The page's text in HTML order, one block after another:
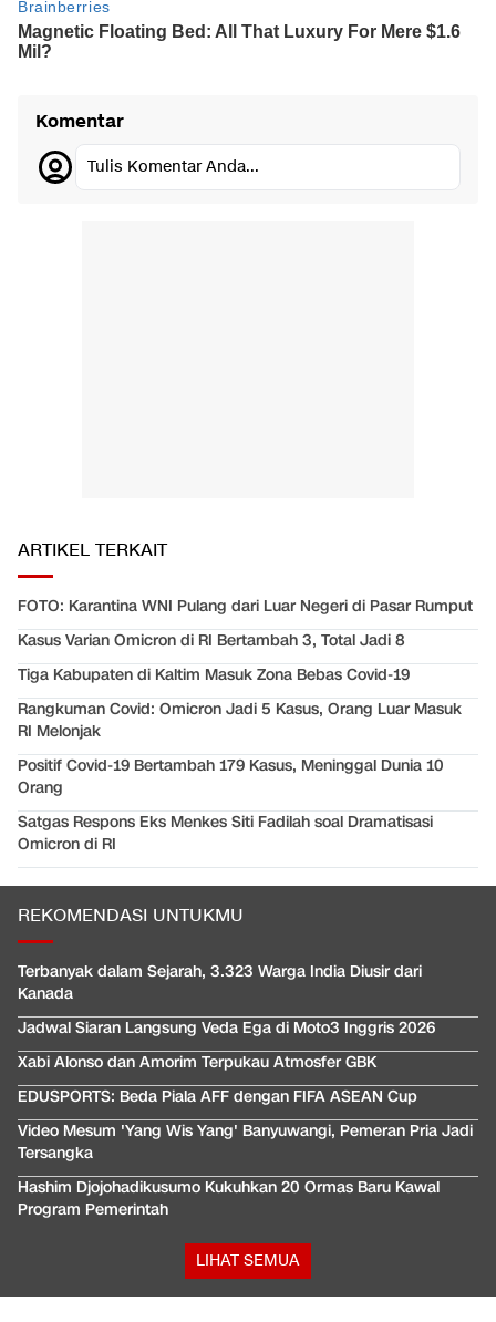
Komentar
Tulis Komentar Anda...
ARTIKEL TERKAIT
FOTO: Karantina WNI Pulang dari Luar Negeri di Pasar Rumput
Kasus Varian Omicron di RI Bertambah 3, Total Jadi 8
Tiga Kabupaten di Kaltim Masuk Zona Bebas Covid-19
Rangkuman Covid: Omicron Jadi 5 Kasus, Orang Luar Masuk
RI Melonjak
Positif Covid-19 Bertambah 179 Kasus, Meninggal Dunia 10
Orang
Satgas Respons Eks Menkes Siti Fadilah soal Dramatisasi
Omicron di RI
REKOMENDASI UNTUKMU
Terbanyak dalam Sejarah, 3.323 Warga India Diusir dari
Kanada
Jadwal Siaran Langsung Veda Ega di Moto3 Inggris 2026
Xabi Alonso dan Amorim Terpukau Atmosfer GBK
EDUSPORTS: Beda Piala AFF dengan FIFA ASEAN Cup
Video Mesum 'Yang Wis Yang' Banyuwangi, Pemeran Pria Jadi
Tersangka
Hashim Djojohadikusumo Kukuhkan 20 Ormas Baru Kawal
Program Pemerintah
LIHAT SEMUA